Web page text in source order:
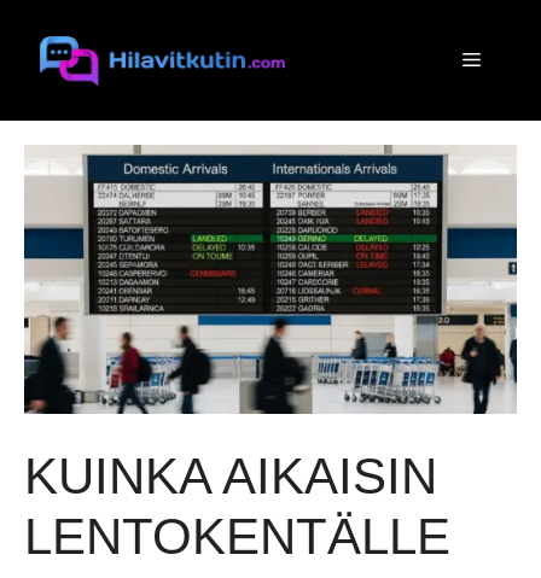
sisältöön
Valikko
KUINKA AIKAISIN
LENTOKENTÄLLE